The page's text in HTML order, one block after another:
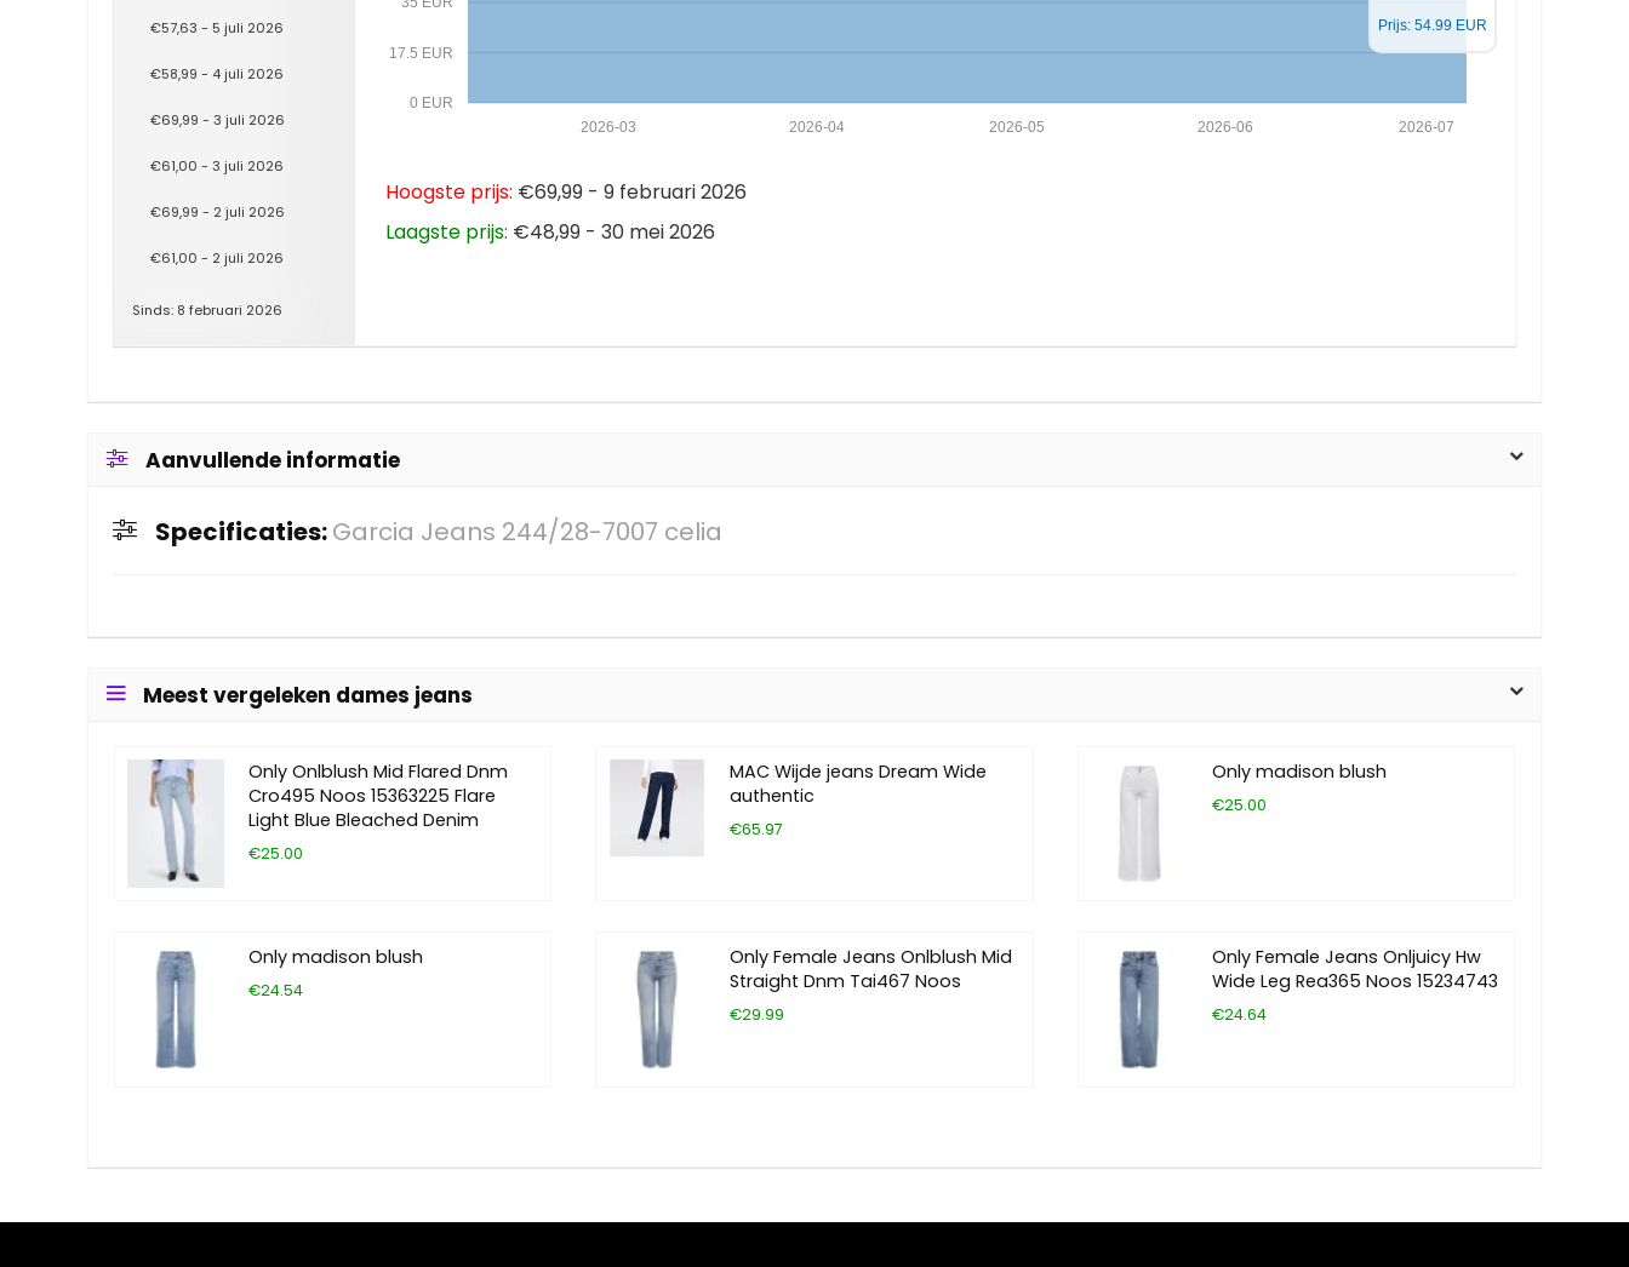
€57,63 - 5 juli 2026
€58,99 - 4 juli 2026
€69,99 - 3 juli 2026
€61,00 - 3 juli 2026
€69,99 - 2 juli 2026
€61,00 - 2 juli 2026
Sinds: 8 februari 2026
0 EUR
17.5 EUR
2026-07
2026-06
2026-05
2026-04
2026-03
Prijs: 54.99 EUR
Hoogste prijs: €69,99 - 9 februari 2026
Laagste prijs: €48,99 - 30 mei 2026
Aanvullende informatie
Specificaties:Garcia Jeans 244/28-7007 celia
Meest vergeleken dames jeans
Only Onlblush Mid Flared Dnm
Cro495 Noos 15363225 Flare
Light Blue Bleached Denim
€25.00
MAC Wijde jeans Dream Wide
authentic
€65.97
Only madison blush
€25.00
Only madison blush
€24.54
Only Female Jeans Onlblush Mid
Straight Dnm Tai467 Noos
€29.99
Only Female Jeans Onljuicy Hw
Wide Leg Rea365 Noos 15234743
€24.64